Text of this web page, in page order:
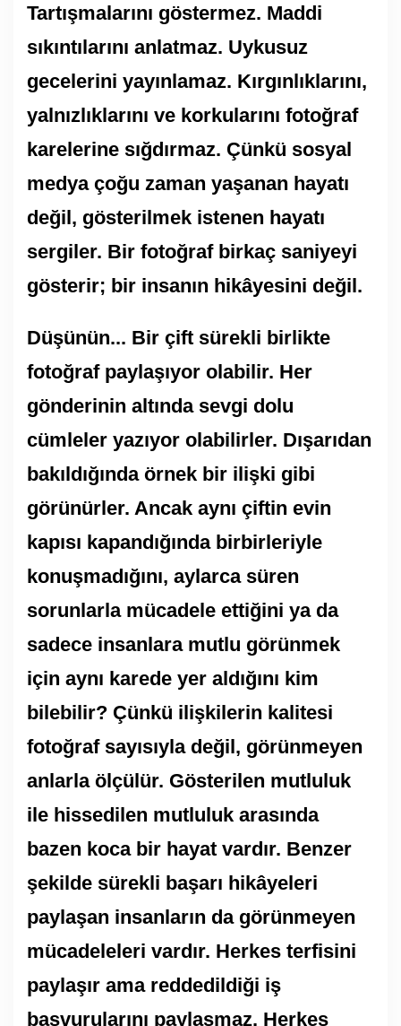
Tartışmalarını göstermez. Maddi
sıkıntılarını anlatmaz. Uykusuz
gecelerini yayınlamaz. Kırgınlıklarını,
yalnızlıklarını ve korkularını fotoğraf
karelerine sığdırmaz. Çünkü sosyal
medya çoğu zaman yaşanan hayatı
değil, gösterilmek istenen hayatı
sergiler. Bir fotoğraf birkaç saniyeyi
gösterir; bir insanın hikâyesini değil.
Düşünün... Bir çift sürekli birlikte
fotoğraf paylaşıyor olabilir. Her
gönderinin altında sevgi dolu
cümleler yazıyor olabilirler. Dışarıdan
bakıldığında örnek bir ilişki gibi
görünürler. Ancak aynı çiftin evin
kapısı kapandığında birbirleriyle
konuşmadığını, aylarca süren
sorunlarla mücadele ettiğini ya da
sadece insanlara mutlu görünmek
için aynı karede yer aldığını kim
bilebilir? Çünkü ilişkilerin kalitesi
fotoğraf sayısıyla değil, görünmeyen
anlarla ölçülür. Gösterilen mutluluk
ile hissedilen mutluluk arasında
bazen koca bir hayat vardır. Benzer
şekilde sürekli başarı hikâyeleri
paylaşan insanların da görünmeyen
mücadeleleri vardır. Herkes terfisini
paylaşır ama reddedildiği iş
başvurularını paylaşmaz. Herkes